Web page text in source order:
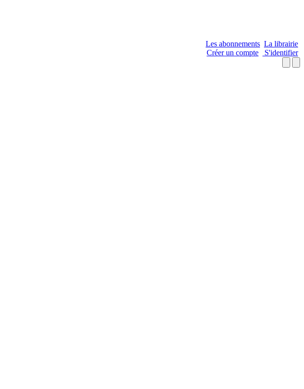
Les abonnements La librairie
Créer un compte
S'identifier